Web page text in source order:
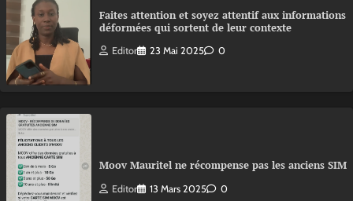
Faites attention et soyez attentif aux informations
déformées qui sortent de leur contexte
Editor 23 Mai 2025 0
Moov Mauritel ne récompense pas les anciens SIM
Editor 13 Mars 2025 0